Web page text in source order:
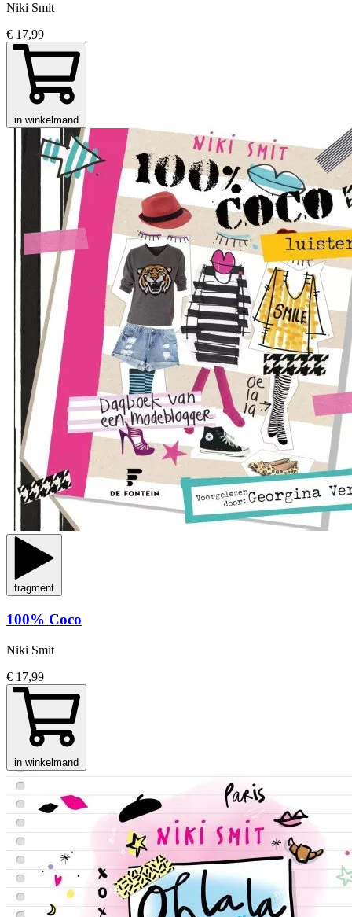
Niki Smit
€ 17,99
in winkelmand
fragment
100% Coco
Niki Smit
€ 17,99
in winkelmand